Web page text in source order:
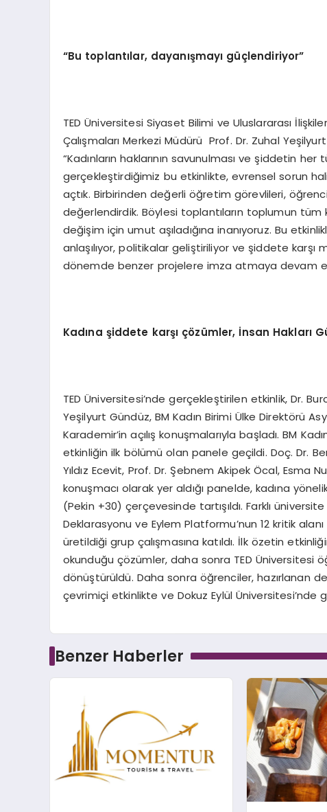
“Bu toplantılar, dayanışmayı güçlendiriyor”
TED Üniversitesi Siyaset Bilimi ve Uluslararası
Çalışmaları Merkezi Müdürü Prof. Dr. Zuhal
“Kadınların haklarının savunulması ve şiddetin
gerçekleştirdiğimiz bu etkinlikte, evrensel sorun
açtık. Birbirinden değerli öğretim görevlileri,
değerlendirdik. Böylesi toplantıların toplumun
değişim için umut aşıladığına inanıyoruz. Bu
anlaşılıyor, politikalar geliştiriliyor ve şiddete
dönemde benzer projelere imza atmaya devam
Kadına şiddete karşı çözümler, İnsan Hakları
TED Üniversitesi’nde gerçekleştirilen etkinlik, Dr.
Yeşilyurt Gündüz, BM Kadın Birimi Ülke Direktörü
Karademir’in açılış konuşmalarıyla başladı. BM
etkinliğin ilk bölümü olan panele geçildi. Doç. Dr.
Yıldız Ecevit, Prof. Dr. Şebnem Akipek Öcal, Esma
konuşmacı olarak yer aldığı panelde, kadına
(Pekin +30) çerçevesinde tartışıldı. Farklı
Deklarasyonu ve Eylem Platformu’nun 12 kritik
üretildiği grup çalışmasına katıldı. İlk özetin
okunduğu çözümler, daha sonra TED Üniversitesi
dönüştürüldü. Daha sonra öğrenciler, hazırlanan
çevrimiçi etkinlikte ve Dokuz Eylül Üniversitesi’nde
Benzer Haberler